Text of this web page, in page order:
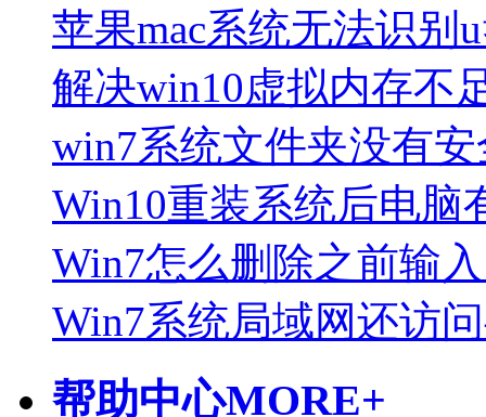
苹果mac系统无法识别
解决win10虚拟内存不
win7系统文件夹没有
Win10重装系统后电脑
Win7怎么删除之前输
Win7系统局域网还访
帮助中心MORE+